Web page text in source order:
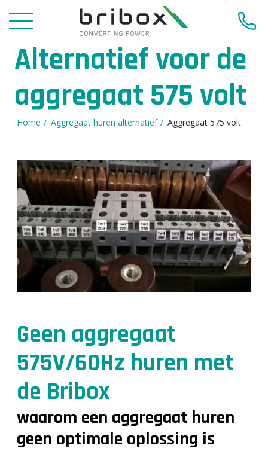
Alternatief voor de
aggregaat 575 volt
Home Aggregaat huren alternatief Aggregaat 575 volt
Geen aggregaat
575V/60Hz huren met
de Bribox
waarom een aggregaat huren
geen optimale oplossing is